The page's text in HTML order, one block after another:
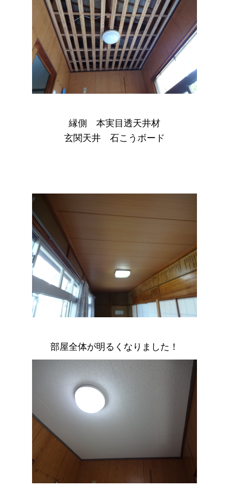
縁側 本実目透天井材
玄関天井 石こうボード
部屋全体が明るくなりました！